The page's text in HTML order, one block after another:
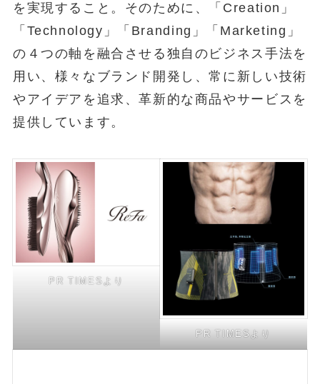
を実現すること。そのために、「Creation」
「Technology」「Branding」「Marketing」
の４つの軸を融合させる独自のビジネス手法を
用い、様々なブランド開発し、常に新しい技術
やアイデアを追求、革新的な商品やサービスを
提供しています。
PR TIMESより
PR TIMESより